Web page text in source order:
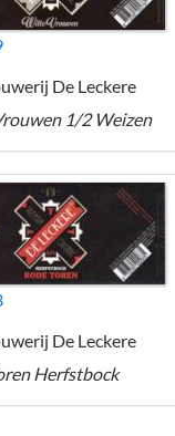
De Leckere
1/2 Weizen
De Leckere
Herfstbock